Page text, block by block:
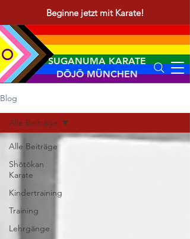
Beginne jetzt mit Karate!
SUGANUMA KARATE
DŌJŌ MÜNCHEN
Blog
Alle Beiträge
Shōtōkan
Karate
Kindertraining
Training
Lehrgänge
Alle Beiträge